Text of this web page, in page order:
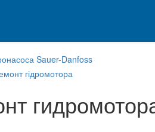
Sauer-Danfoss
гідромотора